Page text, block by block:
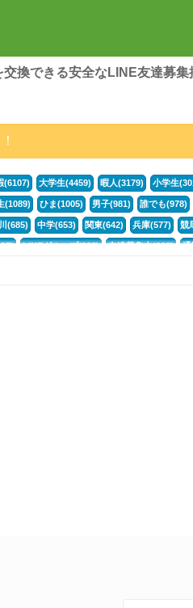
換できる安全なLINE友達募
(6107) 大学生(4459) 暇人(3179) 小学生
(1089) ひま(1005) 男子(981) 誰でも(978)
(685) 中学(653) 関東(642) 兵庫(577) 競
LINEグループ(388) 友達募集中(382) 通